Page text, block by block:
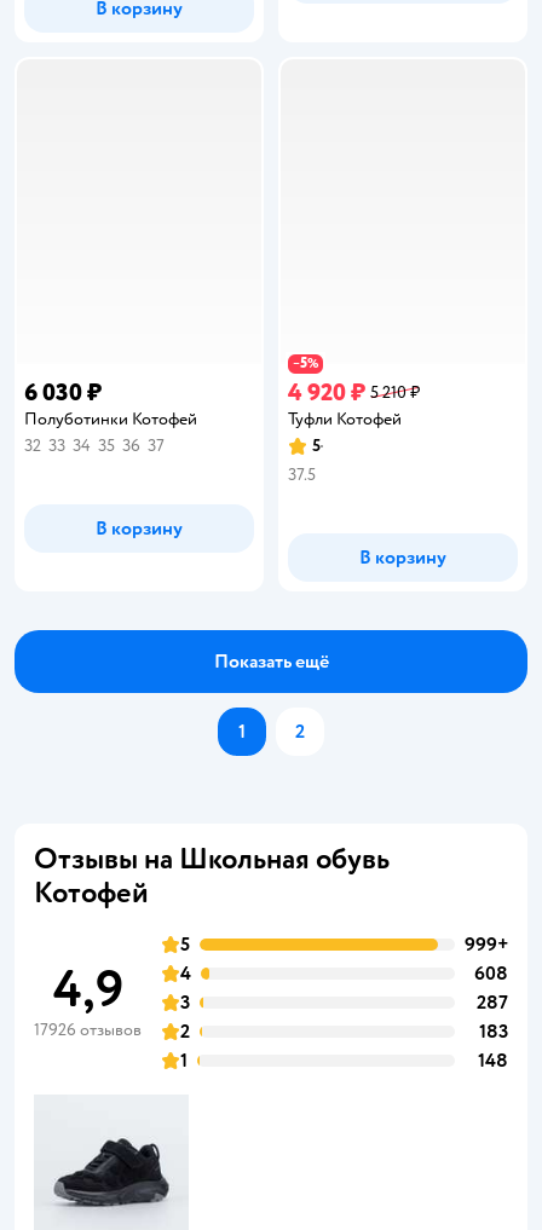
В корзину
6 030 ₽
Полуботинки Котофей
32 33 34 35 36 37
В корзину
−5%
4 920 ₽ 5 210 ₽
Туфли Котофей
Рейтинг:
5
37.5
В корзину
Показать ещё
1 2
Отзывы на Школьная обувь
Котофей
4,9
17926 отзывов
5
999+
4
608
3
287
2
183
1
148